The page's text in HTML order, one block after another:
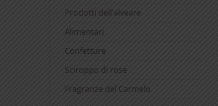
Prodotti dell’alveare
Alimentari
Confetture
Sciroppo di rose
Fragranze del Carmelo